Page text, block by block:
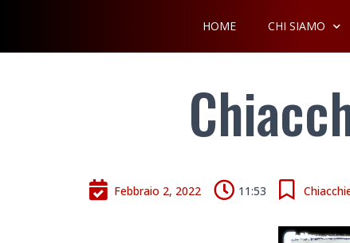
HOME CHI SIAMO
Febbraio 2, 2022 11:53